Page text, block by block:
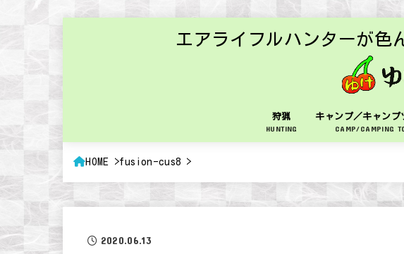
エアライフルハンターが色
狩猟
HUNTING
キャンプ／キャンプ
CAMP/CAMPING
HOME fusion-cus8
2020.06.13